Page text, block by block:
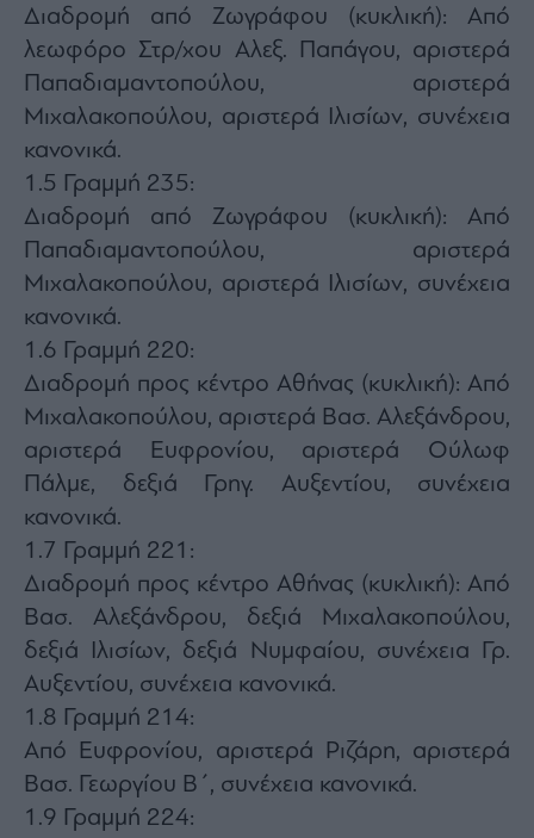
Διαδρομή από Ζωγράφου (κυκλική): Από
λεωφόρο Στρ/χου Αλεξ. Παπάγου, αριστερά
Παπαδιαμαντοπούλου, αριστερά
Μιχαλακοπούλου, αριστερά Ιλισίων, συνέχεια
κανονικά.
1.5 Γραμμή 235:
Διαδρομή από Ζωγράφου (κυκλική): Από
Παπαδιαμαντοπούλου, αριστερά
Μιχαλακοπούλου, αριστερά Ιλισίων, συνέχεια
κανονικά.
1.6 Γραμμή 220:
Διαδρομή προς κέντρο Αθήνας (κυκλική): Από
Μιχαλακοπούλου, αριστερά Βασ. Αλεξάνδρου,
αριστερά Ευφρονίου, αριστερά Ούλωφ
Πάλμε, δεξιά Γρηγ. Αυξεντίου, συνέχεια
κανονικά.
1.7 Γραμμή 221:
Διαδρομή προς κέντρο Αθήνας (κυκλική): Από
Βασ. Αλεξάνδρου, δεξιά Μιχαλακοπούλου,
δεξιά Ιλισίων, δεξιά Νυμφαίου, συνέχεια Γρ.
Αυξεντίου, συνέχεια κανονικά.
1.8 Γραμμή 214:
Από Ευφρονίου, αριστερά Ριζάρη, αριστερά
Βασ. Γεωργίου Β΄, συνέχεια κανονικά.
1.9 Γραμμή 224: